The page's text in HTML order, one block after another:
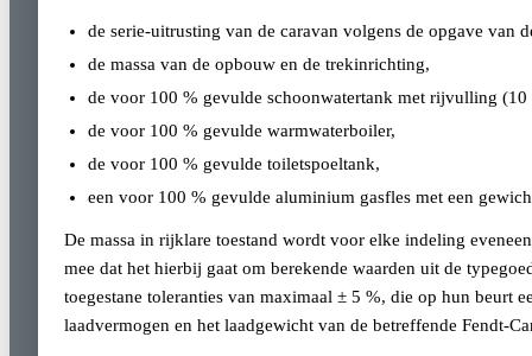
de serie-uitrusting van de caravan volgens de opgave van
de massa van de opbouw en de trekinrichting,
de voor 100 % gevulde schoonwatertank met rijvulling (10
de voor 100 % gevulde warmwaterboiler,
de voor 100 % gevulde toiletspoeltank,
een voor 100 % gevulde aluminium gasfles met een
De massa in rijklare toestand wordt voor elke indeling
mee dat het hierbij gaat om berekende waarden uit de
toegestane toleranties van maximaal ± 5 %, die op hun beurt
laadvermogen en het laadgewicht van de betreffende Fendt-